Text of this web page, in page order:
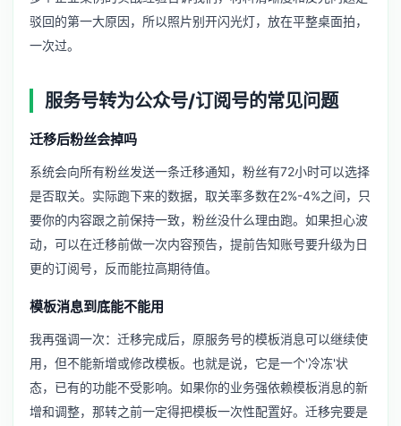
驳回的第一大原因，所以照片别开闪光灯，放在平整桌面拍，
一次过。
服务号转为公众号/订阅号的常见问题
迁移后粉丝会掉吗
系统会向所有粉丝发送一条迁移通知，粉丝有72小时可以选择
是否取关。实际跑下来的数据，取关率多数在2%-4%之间，只
要你的内容跟之前保持一致，粉丝没什么理由跑。如果担心波
动，可以在迁移前做一次内容预告，提前告知账号要升级为日
更的订阅号，反而能拉高期待值。
模板消息到底能不能用
我再强调一次：迁移完成后，原服务号的模板消息可以继续使
用，但不能新增或修改模板。也就是说，它是一个'冷冻'状
态，已有的功能不受影响。如果你的业务强依赖模板消息的新
增和调整，那转之前一定得把模板一次性配置好。迁移完要是